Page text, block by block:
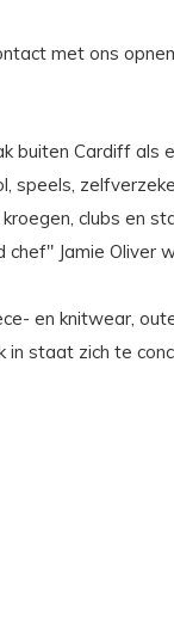
met ons
buiten Cardiff
speels,
clubs en
Jamie Oliver
en knitwear,
in staat zich te